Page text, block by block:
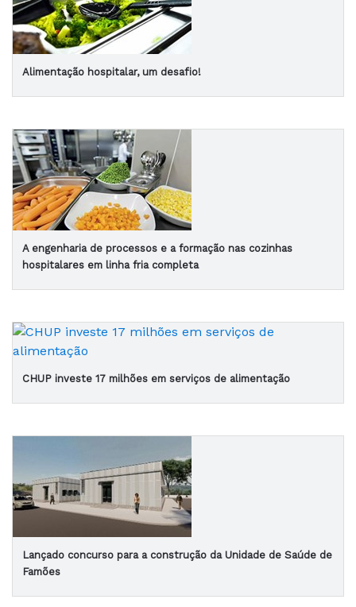
Alimentação hospitalar, um desafio!
A engenharia de processos e a formação nas cozinhas
hospitalares em linha fria completa
CHUP investe 17 milhões em serviços de alimentação
Lançado concurso para a construção da Unidade de Saúde de
Famões